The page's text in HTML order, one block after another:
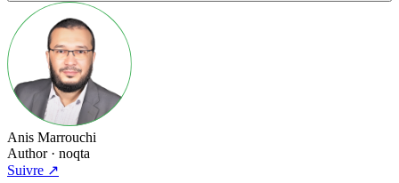
Anis Marrouchi
Author· noqta
Suivre ↗